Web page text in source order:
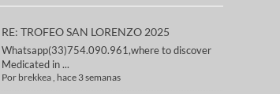
RE: TROFEO SAN LORENZO 2025
Whatsapp(33)754.090.961,where to discover
Medicated in ...
Por brekkea, hace 3 semanas